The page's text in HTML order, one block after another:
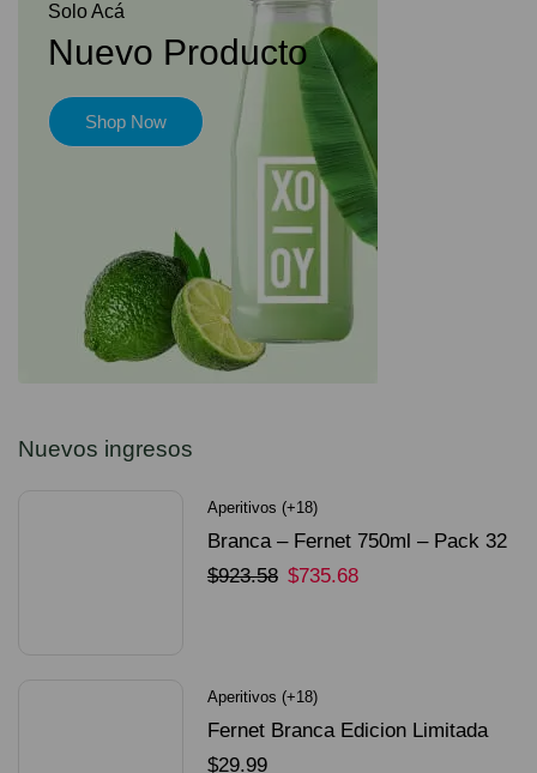
Solo Acá
Nuevo Producto
Shop Now
Nuevos ingresos
Aperitivos (+18)
Branca – Fernet 750ml – Pack 32
Unidades
$923.58 $735.68
Aperitivos (+18)
Fernet Branca Edicion Limitada
Dorado Mundial
$29.99